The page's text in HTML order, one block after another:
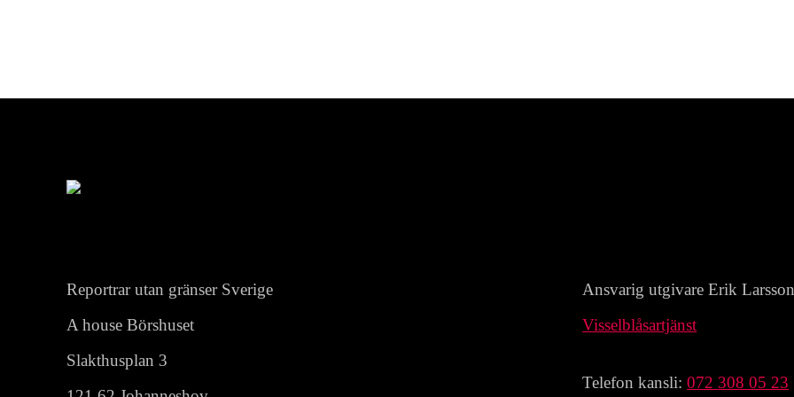
Reportrar utan gränser Sverige
A house Börshuset
Slakthusplan 3
Ansvarig utgivare Erik
Visselblåsartjänst
Telefon kansli:072 308 05 23